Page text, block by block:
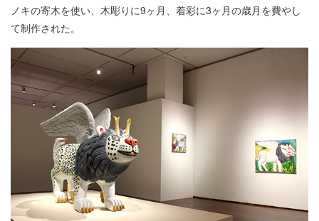
ノキの寄木を使い、木彫りに9ヶ月、着彩に3ヶ月の歳月を費やし
て制作された。